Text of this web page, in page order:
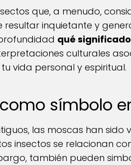
que, a menudo,
resultar inquietante y
qué
culturales
vida personal y espiritual.
símbolo
las moscas han sido
insectos se relacionan
también pueden